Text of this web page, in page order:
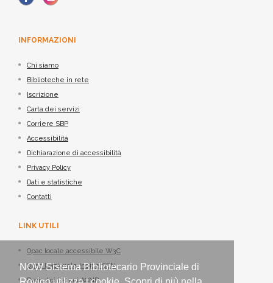
NOW Sistema Bibliotecario Provinciale di
INFORMAZIONI
Chi siamo
Biblioteche in rete
Iscrizione
Carta dei servizi
Corriere SBP
Accessibilità
Dichiarazione di accessibilità
Privacy Policy
Dati e statistiche
Contatti
LINK UTILI
Opac locale accessibile W3C
Opac Nazionale Indice SBN
Periodici italiani ACNP